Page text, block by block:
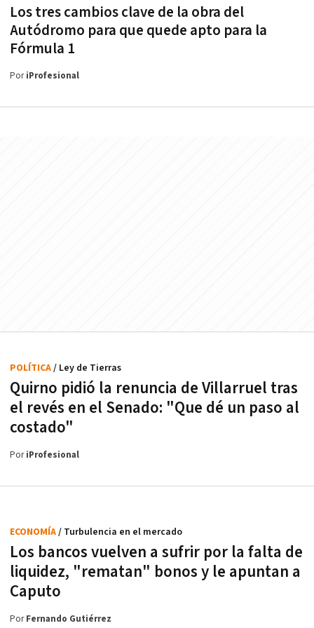
Los tres cambios clave de la obra del
Autódromo para que quede apto para la
Fórmula 1
PoriProfesional
Quirno pidió la renuncia de Villarruel tras
el revés en el Senado: "Que dé un paso al
costado"
POLÍTICA/ Ley de Tierras
PoriProfesional
Los bancos vuelven a sufrir por la falta de
liquidez, "rematan" bonos y le apuntan a
Caputo
ECONOMÍA/ Turbulencia en el mercado
PorFernando Gutiérrez